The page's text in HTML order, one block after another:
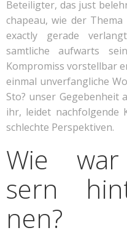
Beteiligter, das just
chapeau, wie der
exactly gerade
samtliche aufwarts
Kompromiss vorstellbar
einmal unverfangliche
Sto? unser
ihr, leidet nachfolgende
schlechte Perspektiven.
Wie
sern
nen?